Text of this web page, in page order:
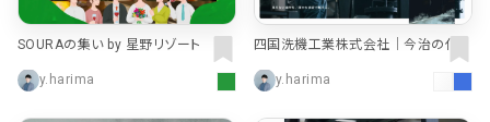
採用サイト
プライバシーポリシー
よくある質問
商品・製品紹介
216
LP (ランディングページ)
89
75
SOURAの集い by 星野リゾート
y.harima
四国洗機工業株式会社｜今治の化学
y.harima